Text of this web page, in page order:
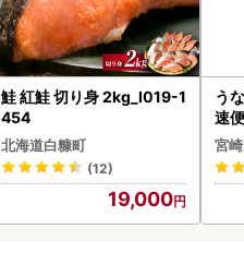
鮭 紅鮭 切り身 2kg_I019-1
454
北海道白糠町
(12)
19,000
う
速
g以
宮